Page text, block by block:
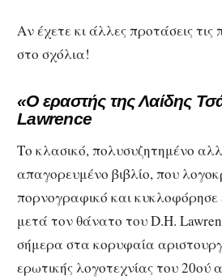
Αν έχετε κι άλλες προτάσεις
στο σχόλια!
«Ο εραστής της Λαίδης
Lawrence
Το κλασικό, πολυσυζητημένο
απαγορευμένο βιβλίο, που
πορνογραφικό και κυκλοφόρησε
μετά τον θάνατο του D.H.
σήμερα στα κορυφαία
ερωτικής λογοτεχνίας του 20ού